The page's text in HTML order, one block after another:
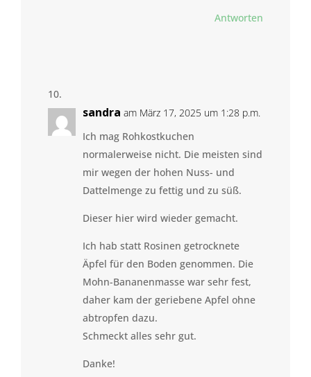
Antworten
sandra am März 17, 2025 um 1:28 p.m.
Ich mag Rohkostkuchen
normalerweise nicht. Die meisten sind
mir wegen der hohen Nuss- und
Dattelmenge zu fettig und zu süß.
Dieser hier wird wieder gemacht.
Ich hab statt Rosinen getrocknete
Äpfel für den Boden genommen. Die
Mohn-Bananenmasse war sehr fest,
daher kam der geriebene Apfel ohne
abtropfen dazu.
Schmeckt alles sehr gut.
Danke!